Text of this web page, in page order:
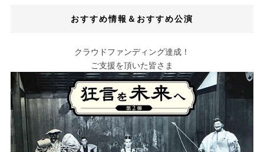
おすすめ情報＆おすすめ公演
クラウドファンディング達成！
ご支援を頂いた皆さま